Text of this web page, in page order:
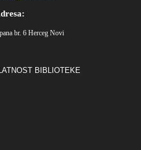
br. 6 Herceg Novi
BIBLIOTEKE